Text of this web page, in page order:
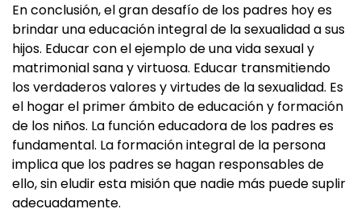
En conclusión, el gran desafío de los padres hoy es
brindar una educación integral de la sexualidad a sus
hijos. Educar con el ejemplo de una vida sexual y
matrimonial sana y virtuosa. Educar transmitiendo
los verdaderos valores y virtudes de la sexualidad. Es
el hogar el primer ámbito de educación y formación
de los niños. La función educadora de los padres es
fundamental. La formación integral de la persona
implica que los padres se hagan responsables de
ello, sin eludir esta misión que nadie más puede suplir
adecuadamente.